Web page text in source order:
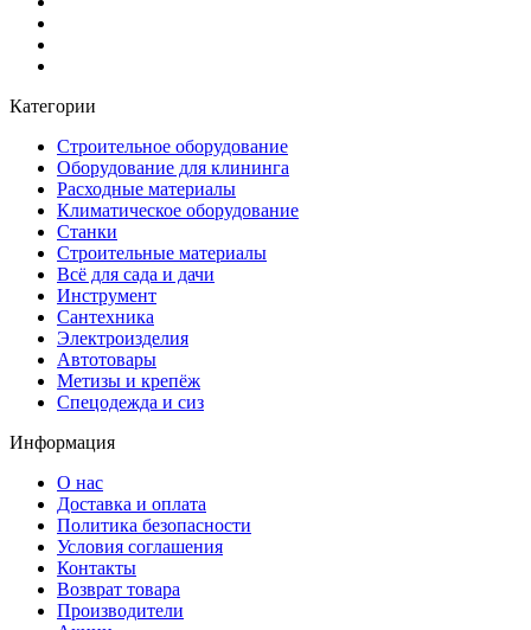
Категории
Строительное оборудование
Оборудование для клининга
Расходные материалы
Климатическое оборудование
Станки
Строительные материалы
Всё для сада и дачи
Инструмент
Сантехника
Электроизделия
Автотовары
Метизы и крепёж
Спецодежда и сиз
Информация
О нас
Доставка и оплата
Политика безопасности
Условия соглашения
Контакты
Возврат товара
Производители